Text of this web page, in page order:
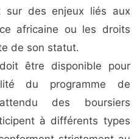
sur des enjeux liés aux
africaine ou les droits
de son statut.
être disponible pour
du programme de
des boursiers
à différents types